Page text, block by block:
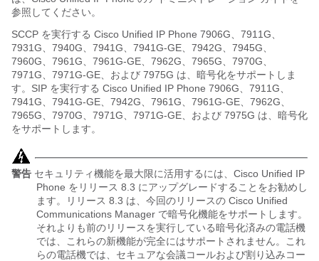
参照してください。
SCCP を実行する Cisco Unified IP Phone 7906G、7911G、
7931G、7940G、7941G、7941G-GE、7942G、7945G、
7960G、7961G、7961G-GE、7962G、7965G、7970G、
7971G、7971G-GE、および 7975G は、暗号化をサポートしま
す。SIP を実行する Cisco Unified IP Phone 7906G、7911G、
7941G、7941G-GE、7942G、7961G、7961G-GE、7962G、
7965G、7970G、7971G、7971G-GE、および 7975G は、暗号化
をサポートします。
警告 セキュリティ機能を最大限に活用するには、Cisco Unified IP
Phone をリリース 8.3 にアップグレードすることをお勧めし
ます。リリース 8.3 は、今回のリリースの Cisco Unified
Communications Manager で暗号化機能をサポートします。
それよりも前のリリースを実行している暗号化済みの電話機
では、これらの新機能が完全にはサポートされません。これ
らの電話機では、セキュアな会議コールおよび割り込みコー